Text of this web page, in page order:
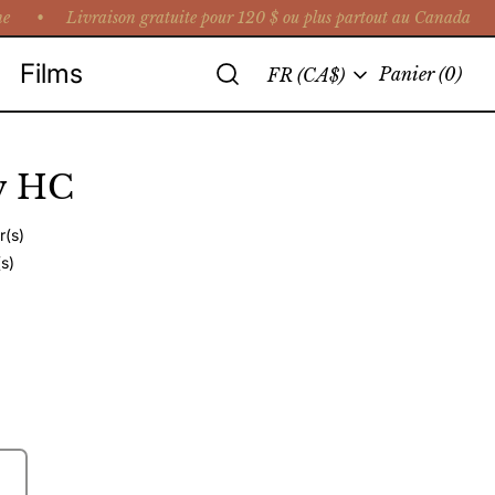
Livraison gratuite pour 120 $ ou plus partout au Canada
Films Recherche
Langue
FR (CA$) Panier (0)
HC